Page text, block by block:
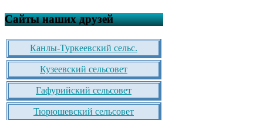
Сайты наших друзей
Канлы-Туркеевский сельс.
Кузеевский сельсовет
Гафурийский сельсовет
Тюрюшевский сельсовет